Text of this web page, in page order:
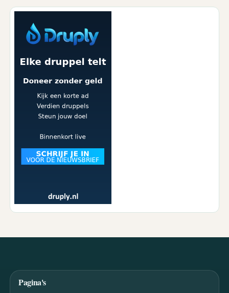
Pagina's